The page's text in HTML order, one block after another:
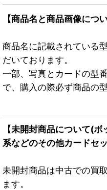
【商品名と商品画像につい
商品名に記載されている
だいております。
一部、写真とカードの型
で、購入の際必ず商品の
【未開封商品について(
系などのその他カードセ
未開封商品は中古での買
ます。